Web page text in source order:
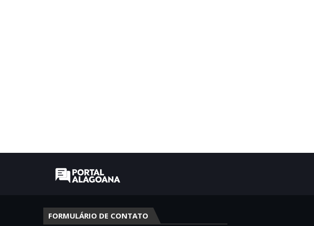
FORMULÁRIO DE CONTATO